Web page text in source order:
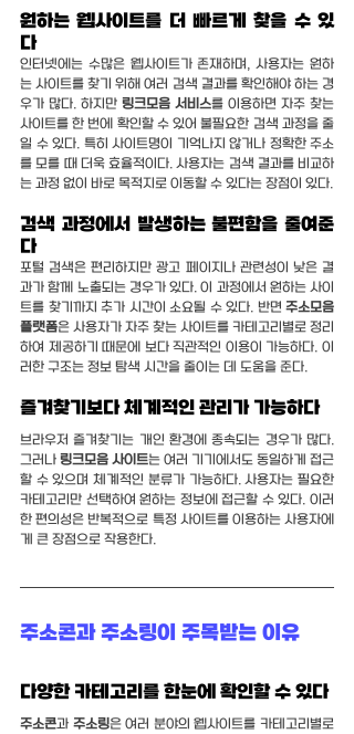
원하는 웹사이트를 더 빠르게 찾을 수 있
다
인터넷에는 수많은 웹사이트가 존재하며, 사용자는 원하
는 사이트를 찾기 위해 여러 검색 결과를 확인해야 하는 경
우가 많다. 하지만 링크모음 서비스를 이용하면 자주 찾는
사이트를 한 번에 확인할 수 있어 불필요한 검색 과정을 줄
일 수 있다. 특히 사이트명이 기억나지 않거나 정확한 주소
를 모를 때 더욱 효율적이다. 사용자는 검색 결과를 비교하
는 과정 없이 바로 목적지로 이동할 수 있다는 장점이 있다.
검색 과정에서 발생하는 불편함을 줄여준
다
포털 검색은 편리하지만 광고 페이지나 관련성이 낮은 결
과가 함께 노출되는 경우가 있다. 이 과정에서 원하는 사이
트를 찾기까지 추가 시간이 소요될 수 있다. 반면 주소모음
플랫폼은 사용자가 자주 찾는 사이트를 카테고리별로 정리
하여 제공하기 때문에 보다 직관적인 이용이 가능하다. 이
러한 구조는 정보 탐색 시간을 줄이는 데 도움을 준다.
즐겨찾기보다 체계적인 관리가 가능하다
브라우저 즐겨찾기는 개인 환경에 종속되는 경우가 많다.
그러나 링크모음 사이트는 여러 기기에서도 동일하게 접근
할 수 있으며 체계적인 분류가 가능하다. 사용자는 필요한
카테고리만 선택하여 원하는 정보에 접근할 수 있다. 이러
한 편의성은 반복적으로 특정 사이트를 이용하는 사용자에
게 큰 장점으로 작용한다.
주소콘과 주소링이 주목받는 이유
다양한 카테고리를 한눈에 확인할 수 있다
주소콘과 주소링은 여러 분야의 웹사이트를 카테고리별로